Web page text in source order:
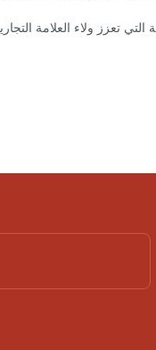
تعزز ولاء العلامة